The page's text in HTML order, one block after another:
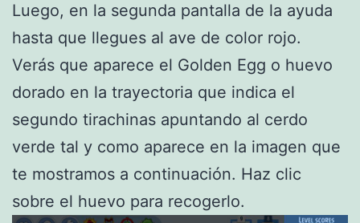
Luego, en la segunda pantalla de la ayuda
hasta que llegues al ave de color rojo.
Verás que aparece el Golden Egg o huevo
dorado en la trayectoria que indica el
segundo tirachinas apuntando al cerdo
verde tal y como aparece en la imagen que
te mostramos a continuación. Haz clic
sobre el huevo para recogerlo.